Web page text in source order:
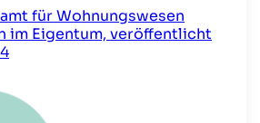
für Wohnungswesen
im Eigentum, veröffentlicht